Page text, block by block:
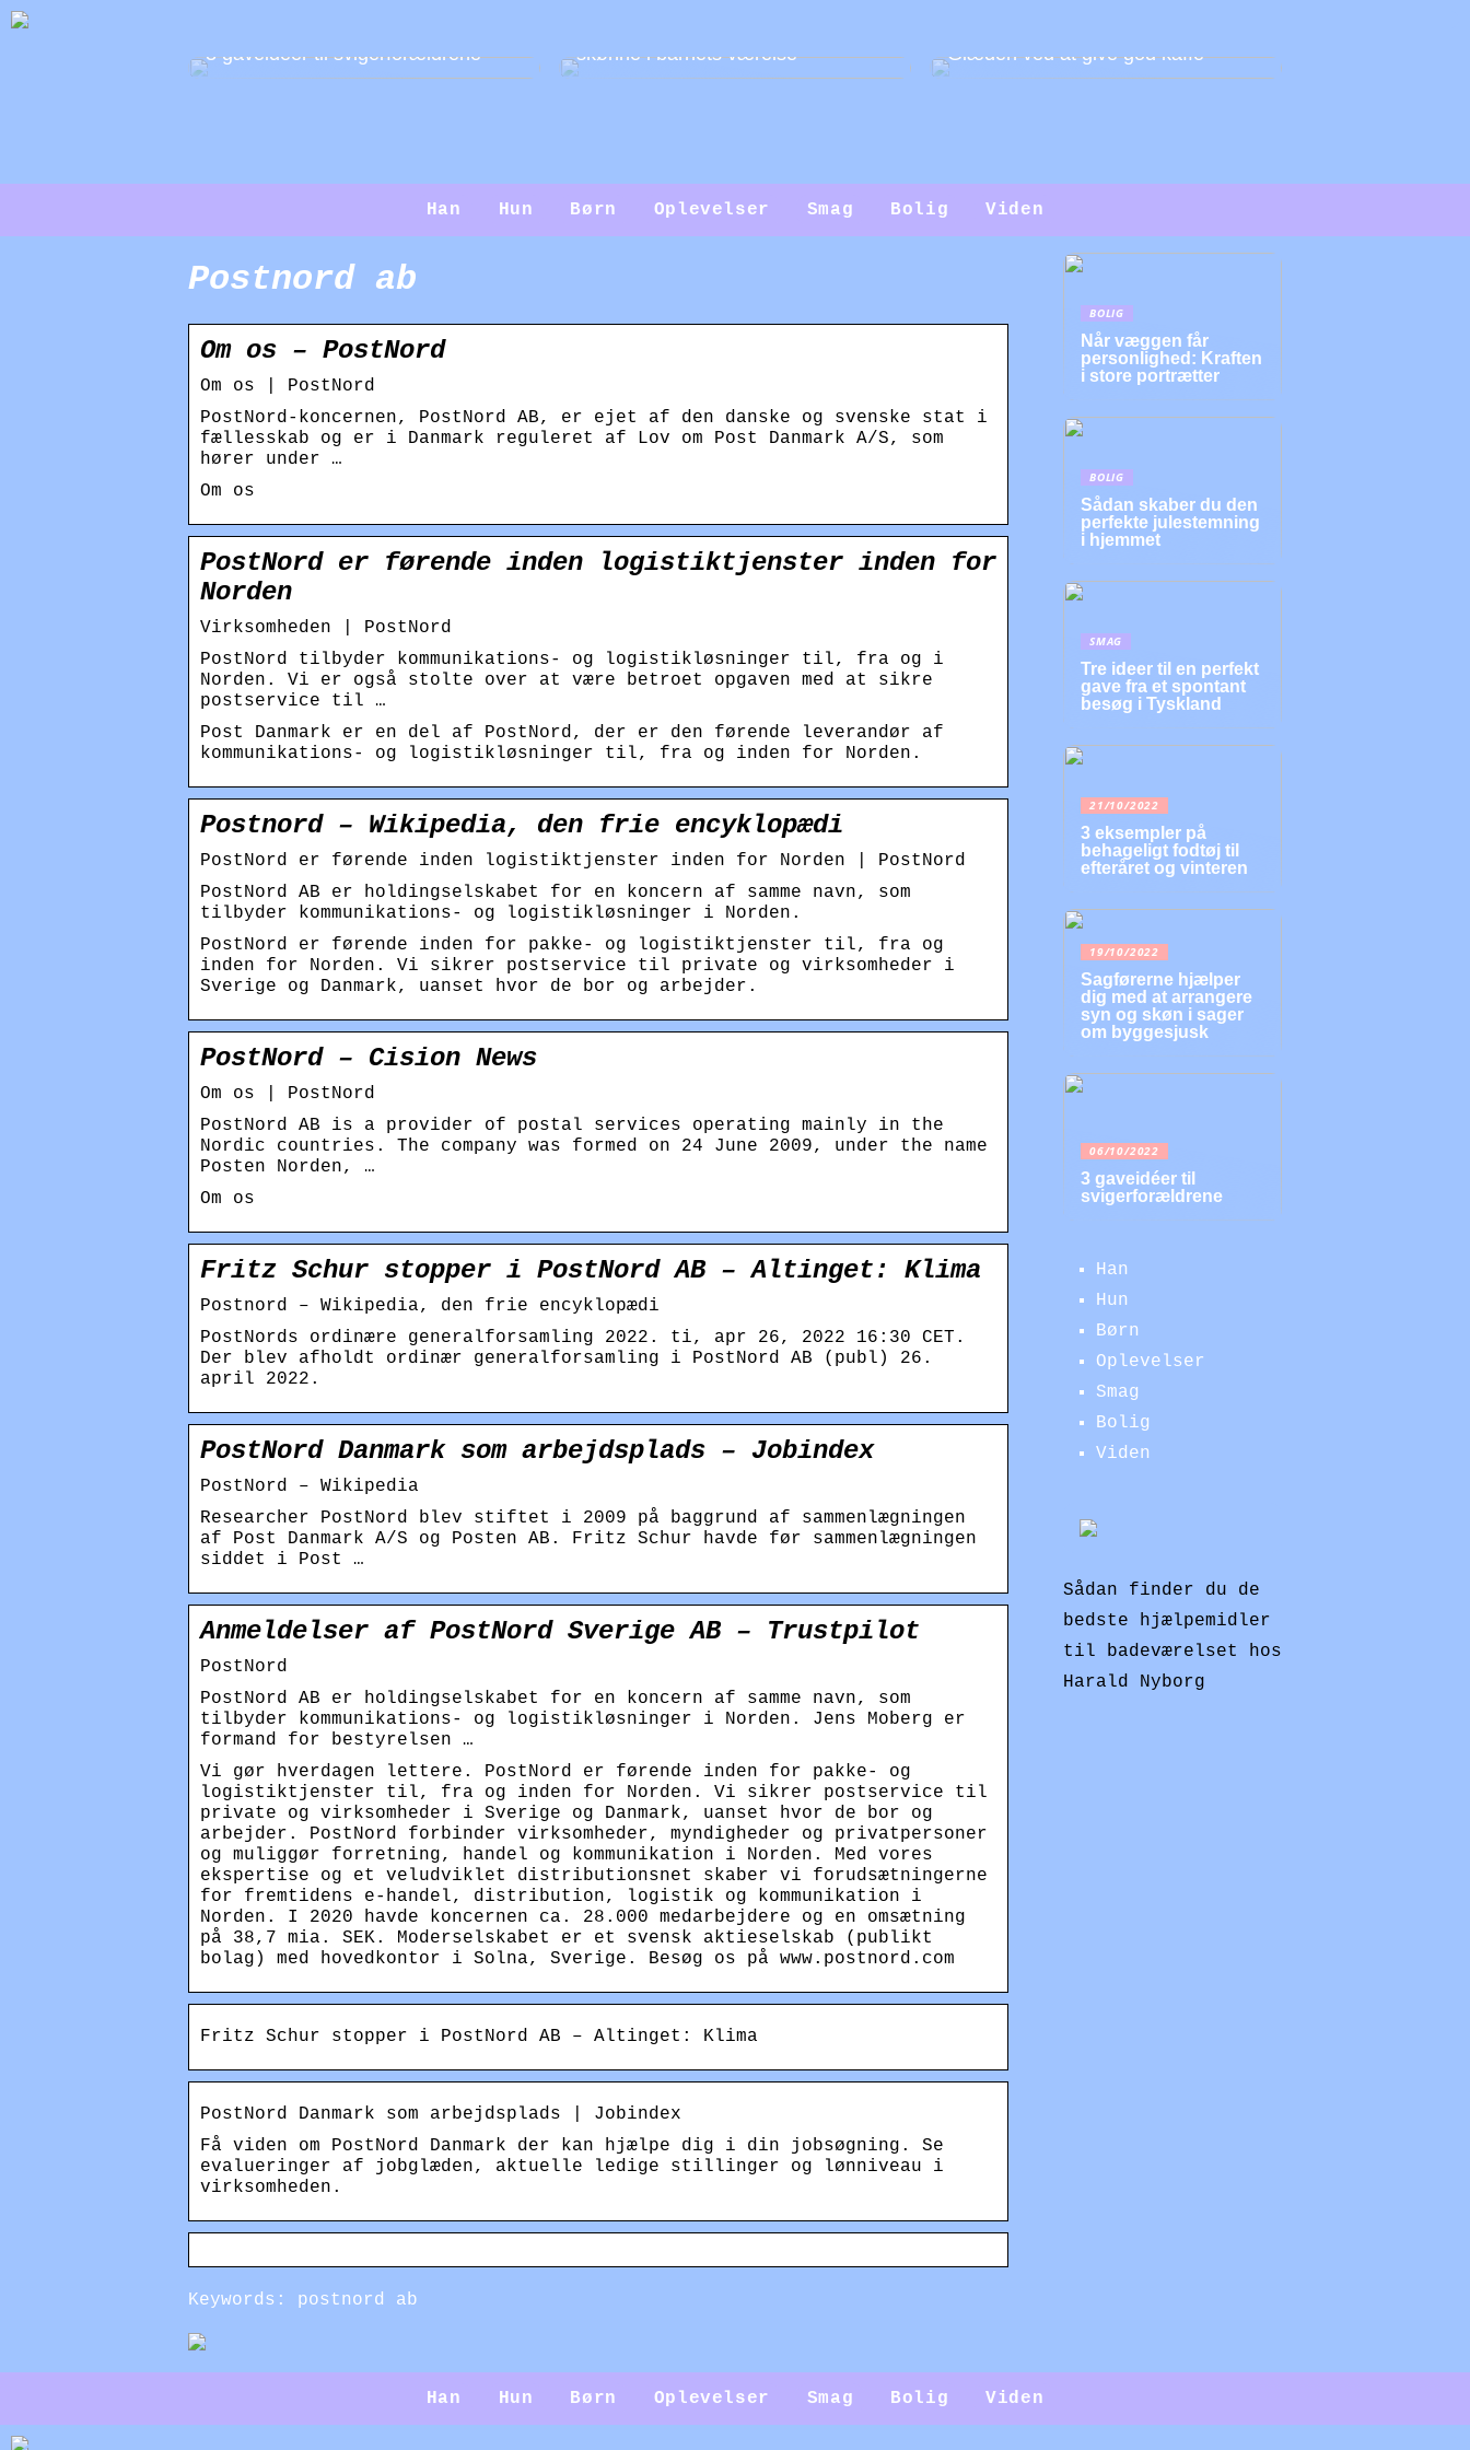
3 gaveidéer til svigerforældrene
skønne i barnets værelse
Glæden ved at give god kaffe
Han Hun Børn Oplevelser Smag Bolig Viden
Postnord ab
Om os – PostNord
Om os | PostNord
PostNord-koncernen, PostNord AB, er ejet af den danske og svenske stat i
fællesskab og er i Danmark reguleret af Lov om Post Danmark A/S, som
hører under …
Om os
PostNord er førende inden logistiktjenster inden for
Norden
Virksomheden | PostNord
PostNord tilbyder kommunikations- og logistikløsninger til, fra og i
Norden. Vi er også stolte over at være betroet opgaven med at sikre
postservice til …
Post Danmark er en del af PostNord, der er den førende leverandør af
kommunikations- og logistikløsninger til, fra og inden for Norden.
Postnord – Wikipedia, den frie encyklopædi
PostNord er førende inden logistiktjenster inden for Norden | PostNord
PostNord AB er holdingselskabet for en koncern af samme navn, som
tilbyder kommunikations- og logistikløsninger i Norden.
PostNord er førende inden for pakke- og logistiktjenster til, fra og
inden for Norden. Vi sikrer postservice til private og virksomheder i
Sverige og Danmark, uanset hvor de bor og arbejder.
PostNord – Cision News
Om os | PostNord
PostNord AB is a provider of postal services operating mainly in the
Nordic countries. The company was formed on 24 June 2009, under the name
Posten Norden, …
Om os
Fritz Schur stopper i PostNord AB – Altinget: Klima
Postnord – Wikipedia, den frie encyklopædi
PostNords ordinære generalforsamling 2022. ti, apr 26, 2022 16:30 CET.
Der blev afholdt ordinær generalforsamling i PostNord AB (publ) 26.
april 2022.
PostNord Danmark som arbejdsplads – Jobindex
PostNord – Wikipedia
Researcher PostNord blev stiftet i 2009 på baggrund af sammenlægningen
af Post Danmark A/S og Posten AB. Fritz Schur havde før sammenlægningen
siddet i Post …
Anmeldelser af PostNord Sverige AB – Trustpilot
PostNord
PostNord AB er holdingselskabet for en koncern af samme navn, som
tilbyder kommunikations- og logistikløsninger i Norden. Jens Moberg er
formand for bestyrelsen …
Vi gør hverdagen lettere. PostNord er førende inden for pakke- og
logistiktjenster til, fra og inden for Norden. Vi sikrer postservice til
private og virksomhed​er i Sverige og Danmark, uanset hvor de bor og
arbejder. PostNord forbinder virksomheder, myndigheder og privatpersoner
og muliggør forretning, handel og kommunikation i Norden. Med vores
ekspertise og et veludviklet distributionsnet skaber vi forudsætningerne
for fremtidens e-handel, distribution, logistik og kommunikation i
Norden. I 2020 havde koncernen ca. 28.000 medarbejdere og en omsætning
på 38,7 mia. SEK. Moderselskabet er et svensk aktieselskab (publikt
bolag) med hovedkontor i Solna, Sverige. Besøg os på www.postnord.com​
Fritz Schur stopper i PostNord AB – Altinget: Klima
PostNord Danmark som arbejdsplads | Jobindex
Få viden om PostNord Danmark der kan hjælpe dig i din jobsøgning. Se
evalueringer af jobglæden, aktuelle ledige stillinger og lønniveau i
virksomheden.
Keywords: postnord ab
BOLIG
Når væggen får
personlighed: Kraften
i store portrætter
BOLIG
Sådan skaber du den
perfekte julestemning
i hjemmet
SMAG
Tre ideer til en perfekt
gave fra et spontant
besøg i Tyskland
21/10/2022
3 eksempler på
behageligt fodtøj til
efteråret og vinteren
19/10/2022
Sagførerne hjælper
dig med at arrangere
syn og skøn i sager
om byggesjusk
06/10/2022
3 gaveidéer til
svigerforældrene
Han
Hun
Børn
Oplevelser
Smag
Bolig
Viden
Sådan finder du de
bedste hjælpemidler
til badeværelset hos
Harald Nyborg
Han Hun Børn Oplevelser Smag Bolig Viden